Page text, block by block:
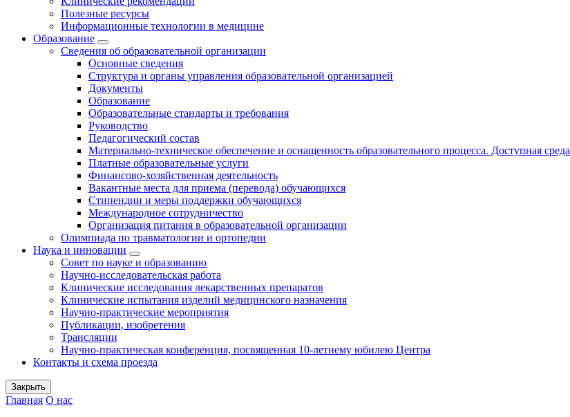
Полезные ресурсы
Информационные технологии в медицине
Образование
Сведения об образовательной организации
Основные сведения
Структура и органы управления образовательной организацией
Документы
Образование
Образовательные стандарты и требования
Руководство
Педагогический состав
Материально-техническое обеспечение и оснащенность образовательного процесса. Доступная среда
Платные образовательные услуги
Финансово-хозяйственная деятельность
Вакантные места для приема (перевода) обучающихся
Стипендии и меры поддержки обучающихся
Международное сотрудничество
Организация питания в образовательной организации
Олимпиада по травматологии и ортопедии
Наука и инновации
Совет по науке и образованию
Научно-исследовательская работа
Клинические исследования лекарственных препаратов
Клинические испытания изделий медицинского назначения
Научно-практические мероприятия
Публикации, изобретения
Трансляции
Научно-практическая конференция, посвященная 10-летнему юбилею Центра
Контакты и схема проезда
Закрыть
Главная О нас